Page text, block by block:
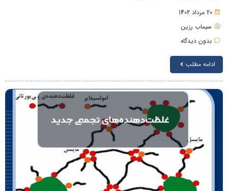
20 مرداد 1402
سیماب رزین
بدون دیدگاه
ادامه مطلب